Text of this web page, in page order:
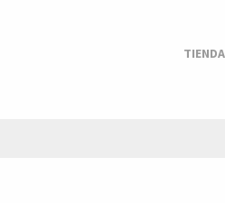
TIENDA